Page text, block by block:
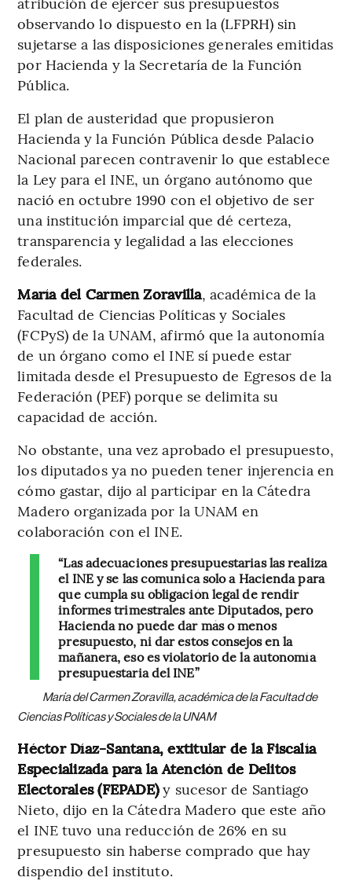
observando lo dispuesto en la (LFPRH) sin
sujetarse a las disposiciones generales emitidas
por Hacienda y la Secretaría de la Función
Pública.
El plan de austeridad que propusieron
Hacienda y la Función Pública desde Palacio
Nacional parecen contravenir lo que establece
la Ley para el INE, un órgano autónomo que
nació en octubre 1990 con el objetivo de ser
una institución imparcial que dé certeza,
transparencia y legalidad a las elecciones
federales.
María del Carmen Zoravilla, académica de la
Facultad de Ciencias Políticas y Sociales
(FCPyS) de la UNAM, afirmó que la autonomía
de un órgano como el INE sí puede estar
limitada desde el Presupuesto de Egresos de la
Federación (PEF) porque se delimita su
capacidad de acción.
No obstante, una vez aprobado el presupuesto,
los diputados ya no pueden tener injerencia en
cómo gastar, dijo al participar en la Cátedra
Madero organizada por la UNAM en
colaboración con el INE.
“Las adecuaciones presupuestarias las realiza
el INE y se las comunica solo a Hacienda para
que cumpla su obligación legal de rendir
informes trimestrales ante Diputados, pero
Hacienda no puede dar más o menos
presupuesto, ni dar estos consejos en la
mañanera, eso es violatorio de la autonomía
presupuestaria del INE”
María del Carmen Zoravilla, académica de la Facultad de
Ciencias Políticas y Sociales de la UNAM
Héctor Díaz-Santana, extitular de la Fiscalía
Especializada para la Atención de Delitos
Electorales (FEPADE)y sucesor de Santiago
Nieto, dijo en la Cátedra Madero que este año
el INE tuvo una reducción de 26% en su
presupuesto sin haberse comprado que hay
dispendio del instituto.